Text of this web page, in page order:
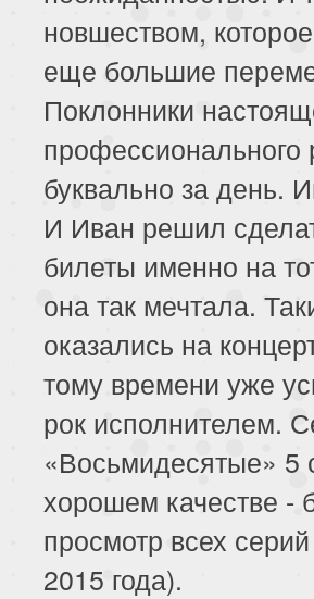
новшеством,
еще большие
Поклонники
буквально за день.
И Иван решил
билеты именно на
она так мечтала.
оказались на
тому времени уже
рок исполнителем.
«Восьмидесятые» 5
хорошем качестве -
просмотр всех
2015 года).